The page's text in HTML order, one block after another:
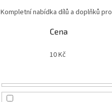
Kompletní nabídka dílů a doplňků
Cena
10Kč